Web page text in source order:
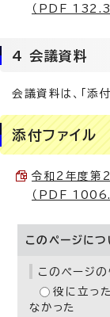
（PDF
4 会議資料
会議資料は、「添
添付ファイル
令和2年度第
（PDF
このページにつ
このページの
役に立った
なかった